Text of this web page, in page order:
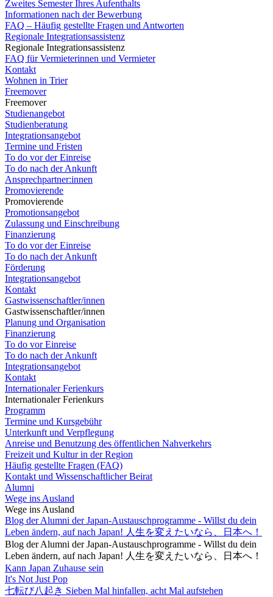
Zweites Semester Ihres Aufenthalts
Informationen nach der Bewerbung
FAQ – Häufig gestellte Fragen und Antworten
Regionale Integrationsassistenz
Regionale Integrationsassistenz
FAQ für Vermieterinnen und Vermieter
Kontakt
Wohnen in Trier
Freemover
Freemover
Studienangebot
Studienberatung
Integrationsangebot
Termine und Fristen
To do vor der Einreise
To do nach der Ankunft
Ansprechpartner:innen
Promovierende
Promovierende
Promotionsangebot
Zulassung und Einschreibung
Finanzierung
To do vor der Einreise
To do nach der Ankunft
Förderung
Integrationsangebot
Kontakt
Gastwissenschaftler/innen
Gastwissenschaftler/innen
Planung und Organisation
Finanzierung
To do vor Einreise
To do nach der Ankunft
Integrationsangebot
Kontakt
Internationaler Ferienkurs
Internationaler Ferienkurs
Programm
Termine und Kursgebühr
Unterkunft und Verpflegung
Anreise und Benutzung des öffentlichen Nahverkehrs
Freizeit und Kultur in der Region
Häufig gestellte Fragen (FAQ)
Kontakt und Wissenschaftlicher Beirat
Alumni
Wege ins Ausland
Wege ins Ausland
Blog der Alumni der Japan-Austauschprogramme - Willst du dein
Leben ändern, auf nach Japan! 人生を変えたいなら、日本へ！
Blog der Alumni der Japan-Austauschprogramme - Willst du dein
Leben ändern, auf nach Japan! 人生を変えたいなら、日本へ！
Kann Japan Zuhause sein
It's Not Just Pop
七転び八起き Sieben Mal hinfallen, acht Mal aufstehen